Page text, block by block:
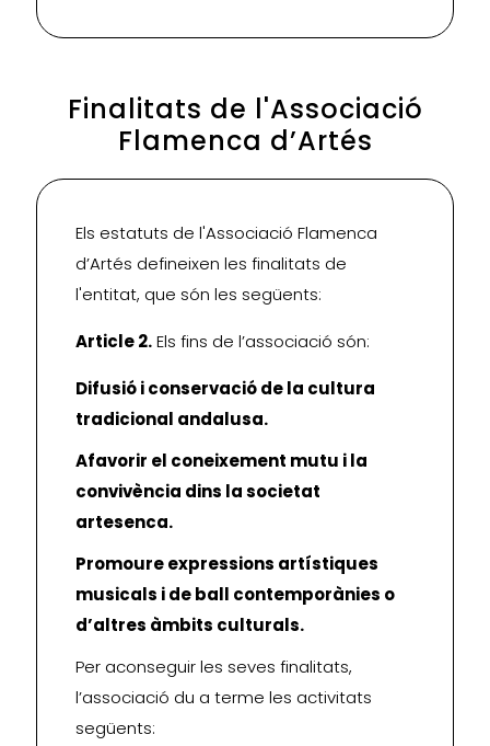
Finalitats de l'Associació
Flamenca d’Artés
Els estatuts de l'Associació Flamenca
d’Artés defineixen les finalitats de
l'entitat, que són les següents:
Article 2.Els fins de l’associació són:
Difusió i conservació de la cultura
tradicional andalusa.
Afavorir el coneixement mutu i la
convivència dins la societat
artesenca.
Promoure expressions artístiques
musicals i de ball contemporànies o
d’altres àmbits culturals.
Per aconseguir les seves finalitats,
l’associació du a terme les activitats
següents: